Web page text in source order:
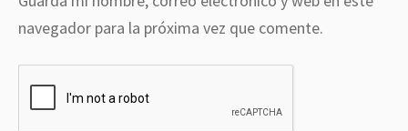
navegador para la próxima vez que comente.